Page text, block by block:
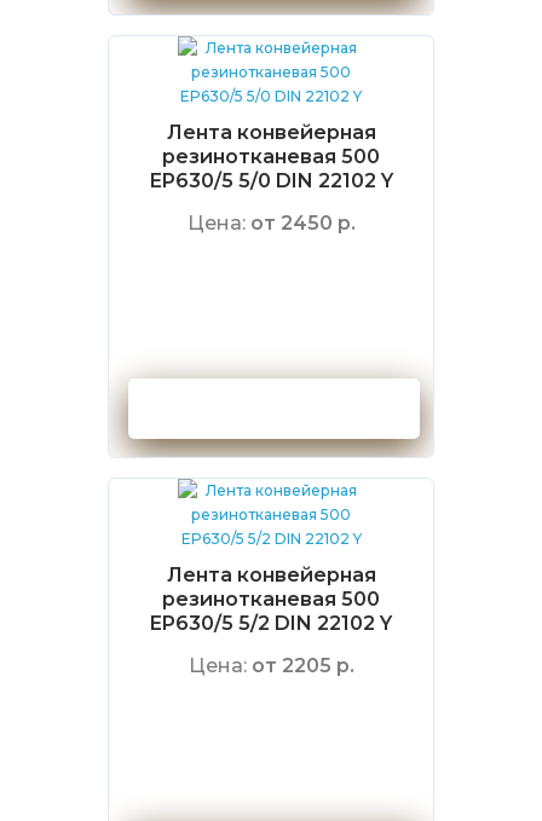
Лента конвейерная
резинотканевая 500
EP630/5 5/0 DIN 22102 Y
Цена: от 2450 р.
Лента конвейерная
резинотканевая 500
EP630/5 5/2 DIN 22102 Y
Цена: от 2205 р.